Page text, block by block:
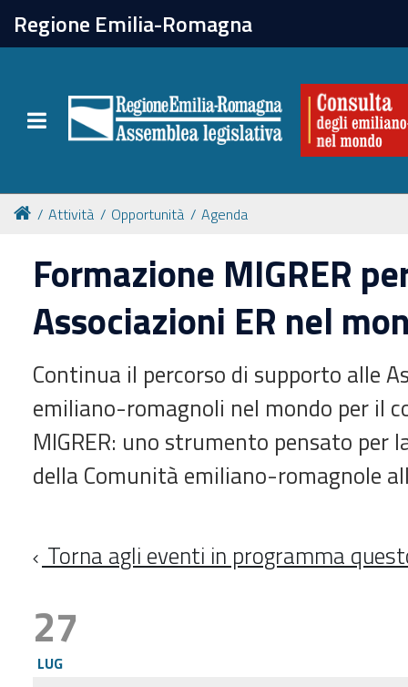
Regione Emilia-Romagna
Toggle navigation
chiudi
Attività
Per chi vive all'estero
Newsletter
Attività Opportunità Agenda
Formazione MIGRER
Associazioni ER nel
Continua il percorso di supporto alle
emiliano-romagnoli nel mondo per il
MIGRER: uno strumento pensato per
della Comunità emiliano-romagnole
Torna agli eventi in programma
27
LUG